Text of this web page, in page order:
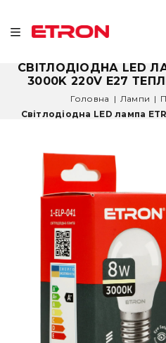
СВІТЛОДІОДНА LED
3000K 220V E27
Головна | Лампи |
Світлодіодна LED лампа